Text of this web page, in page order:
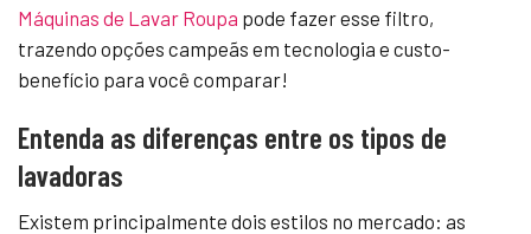
Máquinas de Lavar Roupa pode fazer esse filtro,
trazendo opções campeãs em tecnologia e custo-
benefício para você comparar!
Entenda as diferenças entre os tipos de
lavadoras
Existem principalmente dois estilos no mercado: as